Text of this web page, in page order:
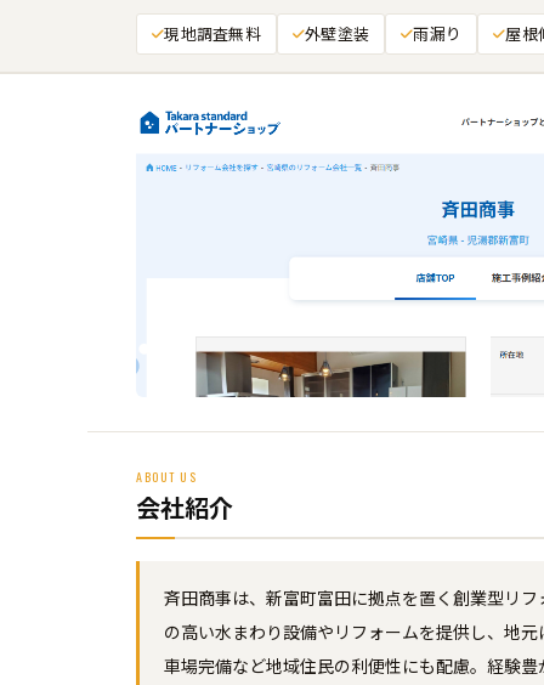
現地調査無料 外壁塗装 雨漏り 屋根
ABOUT US
会社紹介
斉田商事は、新富町富田に拠点を置く創業型リ
の高い水まわり設備やリフォームを提供し、地
車場完備など地域住民の利便性にも配慮。経験